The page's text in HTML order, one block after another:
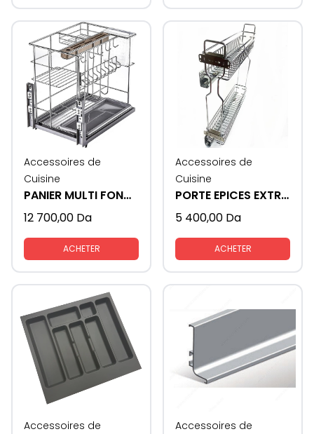
Accessoires de
Cuisine
PANIER MULTI FONCTION
12 700,00 Da
ACHETER
Accessoires de
Cuisine
PORTE EPICES EXTRACTIBLE
5 400,00 Da
ACHETER
Accessoires de
Accessoires de